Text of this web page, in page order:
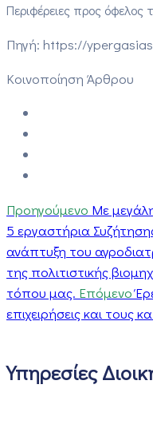
Περιφέρειες προς όφελος
Πηγή: https://
Κοινοποίηση Άρθρου
Προηγούμενο Με
5 εργαστήρια
ανάπτυξη του
της πολιτιστικής
τόπου μας. Επόμενο
επιχειρήσεις και τους
Υπηρεσίες